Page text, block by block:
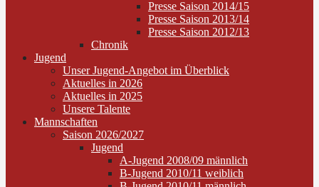
Presse Saison 2014/15
Presse Saison 2013/14
Presse Saison 2012/13
Chronik
Jugend
Unser Jugend-Angebot im Überblick
Aktuelles in 2026
Aktuelles in 2025
Unsere Talente
Mannschaften
Saison 2026/2027
Jugend
A-Jugend 2008/09 männlich
B-Jugend 2010/11 weiblich